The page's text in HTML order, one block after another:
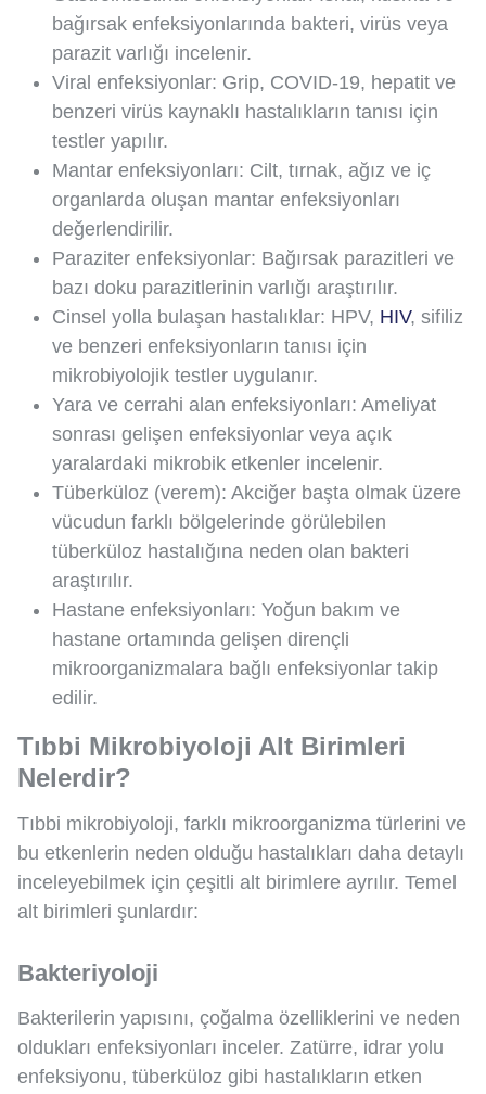
bağırsak enfeksiyonlarında bakteri, virüs veya
parazit varlığı incelenir.
Viral enfeksiyonlar: Grip, COVID-19, hepatit ve
benzeri virüs kaynaklı hastalıkların tanısı için
testler yapılır.
Mantar enfeksiyonları: Cilt, tırnak, ağız ve iç
organlarda oluşan mantar enfeksiyonları
değerlendirilir.
Paraziter enfeksiyonlar: Bağırsak parazitleri ve
bazı doku parazitlerinin varlığı araştırılır.
Cinsel yolla bulaşan hastalıklar: HPV, HIV, sifiliz
ve benzeri enfeksiyonların tanısı için
mikrobiyolojik testler uygulanır.
Yara ve cerrahi alan enfeksiyonları: Ameliyat
sonrası gelişen enfeksiyonlar veya açık
yaralardaki mikrobik etkenler incelenir.
Tüberküloz (verem): Akciğer başta olmak üzere
vücudun farklı bölgelerinde görülebilen
tüberküloz hastalığına neden olan bakteri
araştırılır.
Hastane enfeksiyonları: Yoğun bakım ve
hastane ortamında gelişen dirençli
mikroorganizmalara bağlı enfeksiyonlar takip
edilir.
Tıbbi Mikrobiyoloji Alt Birimleri
Nelerdir?
Tıbbi mikrobiyoloji, farklı mikroorganizma türlerini ve
bu etkenlerin neden olduğu hastalıkları daha detaylı
inceleyebilmek için çeşitli alt birimlere ayrılır. Temel
alt birimleri şunlardır:
Bakteriyoloji
Bakterilerin yapısını, çoğalma özelliklerini ve neden
oldukları enfeksiyonları inceler. Zatürre, idrar yolu
enfeksiyonu, tüberküloz gibi hastalıkların etken